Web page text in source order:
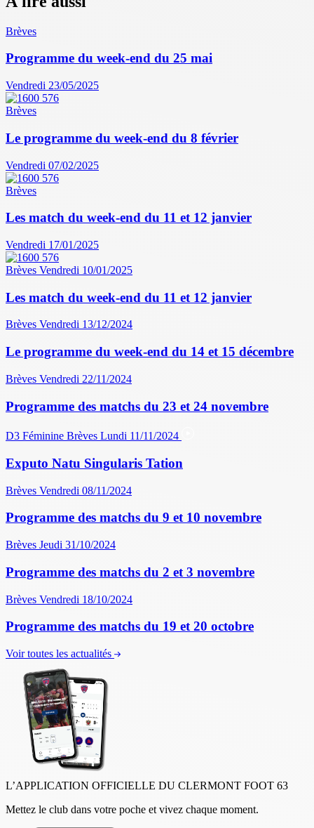
Brèves
Programme du week-end du 25 mai
Vendredi 23/05/2025
Brèves
Le programme du week-end du 8 février
Vendredi 07/02/2025
Brèves
Les match du week-end du 11 et 12 janvier
Vendredi 17/01/2025
Brèves Vendredi 10/01/2025
Les match du week-end du 11 et 12 janvier
Brèves Vendredi 13/12/2024
Le programme du week-end du 14 et 15 décembre
Brèves Vendredi 22/11/2024
Programme des matchs du 23 et 24 novembre
D3 Féminine Brèves Lundi 11/11/2024
Exputo Natu Singularis Tation
Brèves Vendredi 08/11/2024
Programme des matchs du 9 et 10 novembre
Brèves Jeudi 31/10/2024
Programme des matchs du 2 et 3 novembre
Brèves Vendredi 18/10/2024
Programme des matchs du 19 et 20 octobre
Voir toutes les actualités
L’APPLICATION OFFICIELLE DU CLERMONT FOOT 63
Mettez le club dans votre poche et vivez chaque moment.